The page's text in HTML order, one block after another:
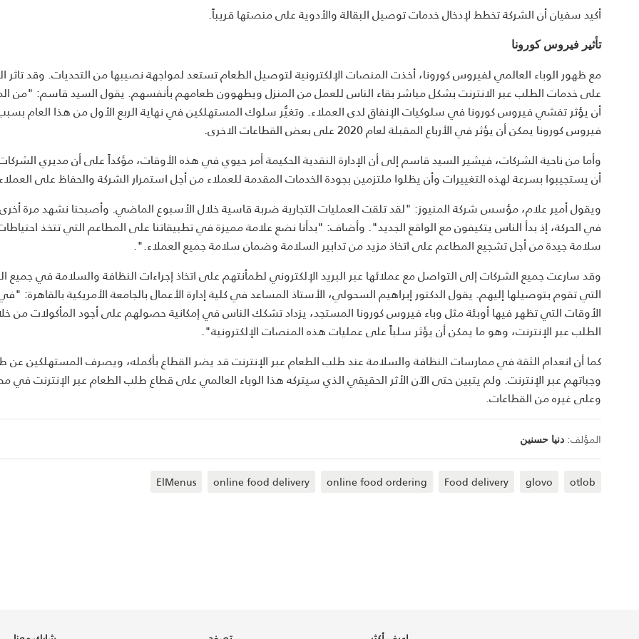
أكيد سفيان أن الشركة تخطط لإدخال خدمات توصيل البقالة والأدوية على منصتها قريباً.
تأثير فيروس كورونا
مع ظهور الوباء العالمي لفيروس كورونا، أخذت المنصات الإلكترونية لتوصيل الطعام تستعد لمواجهة نصيبها من التحديات. وقد تاثر
على خدمات الطلب عبر الانترنت بشكل مباشر بقاء الناس للعمل من المنزل ويطهوون طعامهم بأنفسهم. يقول السيد قاسم: "من
أن يؤثر تفشي فيروس كورونا في سلوكيات الإنفاق لدى العملاء. وتغيُّر سلوك المستهلكين في نهاية الربع الأول من هذا العام
فيروس كورونا يمكن أن يؤثر في الأرباع المقبلة لعام 2020 على بعض القطاعات الاخرى.
وأما من ناحية الشركات، فيشير السيد قاسم إلى أن الإدارة النقدية الحكيمة أمر حيوي في هذه الأوقات، مؤكداً على أن مديري
أن يستجيبوا بسرعة لهذه التغييرات وأن يظلوا ملتزمين بجودة الخدمات المقدمة للعملاء من أجل استمرار الشركة والحفاظ على
ويقول أمير علام، مؤسس شركة المنيوز: "لقد تلقت العمليات التجارية ضربة قاسية خلال الأسبوع الماضي. وأصبحنا نشهد مرة
في الحركة، إذ بدأ الناس يتكيفون مع الواقع الجديد". وأضاف: "بدأنا نضع علامة مميزة في تطبيقاتنا على المطاعم التي تتخذ
سلامة جيدة من أجل تشجيع المطاعم على اتخاذ مزيد من تدابير السلامة وضمان سلامة جميع العملاء.".
وقد سارعت جميع الشركات إلى التواصل مع عملائها عبر البريد الإلكتروني لطمأنتهم على اتخاذ إجراءات النظافة والسلامة في جميع
التي تقوم بتوصيلها إليهم. يقول الدكتور إبراهيم السحولي، الأستاذ المساعد في كلية إدارة الأعمال بالجامعة الأمريكية بالقاهرة:
الأوقات التي تظهر فيها أوبئة مثل وباء فيروس كورونا المستجد، يزداد تشكك الناس في إمكانية حصولهم على أجود المأكولات من
الطلب عبر الإنترنت، وهو ما يمكن أن يؤثر سلباً على عمليات هذه المنصات الإلكترونية".
كما أن انعدام الثقة في ممارسات النظافة والسلامة عند طلب الطعام عبر الإنترنت قد يضر القطاع بأكمله، ويصرف المستهلكين
وجباتهم عبر الإنترنت. ولم يتبين حتى الآن الأثر الحقيقي الذي سيتركه هذا الوباء العالمي على قطاع طلب الطعام عبر الإنترنت في
وعلى غيره من القطاعات.
المؤلف: دنيا حسنين
otlob
glovo
Food delivery
online food ordering
online food delivery
ElMenus